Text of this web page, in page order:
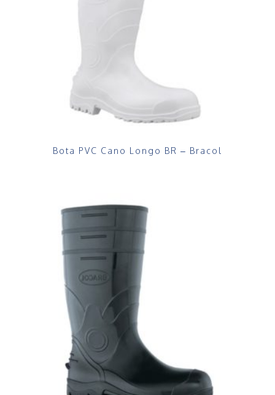
Bota PVC Cano Longo BR – Bracol